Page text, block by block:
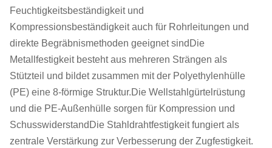
Feuchtigkeitsbeständigkeit und
Kompressionsbeständigkeit auch für Rohrleitungen und
direkte Begräbnismethoden geeignet sindDie
Metallfestigkeit besteht aus mehreren Strängen als
Stützteil und bildet zusammen mit der Polyethylenhülle
(PE) eine 8-förmige Struktur.Die Wellstahlgürtelrüstung
und die PE-Außenhülle sorgen für Kompression und
SchusswiderstandDie Stahldrahtfestigkeit fungiert als
zentrale Verstärkung zur Verbesserung der Zugfestigkeit.